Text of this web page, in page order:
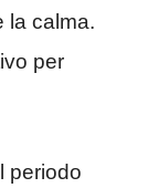
la calma.
per
periodo